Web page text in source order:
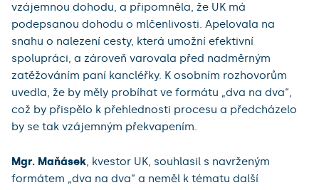
vzájemnou dohodu, a připomněla, že UK má
podepsanou dohodu o mlčenlivosti. Apelovala na
snahu o nalezení cesty, která umožní efektivní
spolupráci, a zároveň varovala před nadměrným
zatěžováním paní kancléřky. K osobním rozhovorům
uvedla, že by měly probíhat ve formátu „dva na dva“,
což by přispělo k přehlednosti procesu a předcházelo
by se tak vzájemným překvapením.
Mgr. Maňásek, kvestor UK, souhlasil s navrženým
formátem „dva na dva“ a neměl k tématu další